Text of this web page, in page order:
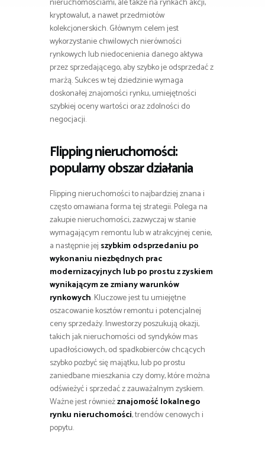
kryptowalut, a nawet przedmiotów
kolekcjonerskich. Głównym celem jest
wykorzystanie chwilowych nierówności
rynkowych lub niedocenienia danego aktywa
przez sprzedającego, aby szybko je odsprzedać z
marżą. Sukces w tej dziedzinie wymaga
doskonałej znajomości rynku, umiejętności
szybkiej oceny wartości oraz zdolności do
negocjacji.
Flipping nieruchomości:
popularny obszar działania
Flipping nieruchomości to najbardziej znana i
często omawiana forma tej strategii. Polega na
zakupie nieruchomości, zazwyczaj w stanie
wymagającym remontu lub w atrakcyjnej cenie,
a następnie jej szybkim odsprzedaniu po
wykonaniu niezbędnych prac
modernizacyjnych lub po prostu z zyskiem
wynikającym ze zmiany warunków
rynkowych. Kluczowe jest tu umiejętne
oszacowanie kosztów remontu i potencjalnej
ceny sprzedaży. Inwestorzy poszukują okazji,
takich jak nieruchomości od syndyków mas
upadłościowych, od spadkobierców chcących
szybko pozbyć się majątku, lub po prostu
zaniedbane mieszkania czy domy, które można
odświeżyć i sprzedać z zauważalnym zyskiem.
Ważne jest równieżznajomość lokalnego
rynku nieruchomości, trendów cenowych i
popytu.